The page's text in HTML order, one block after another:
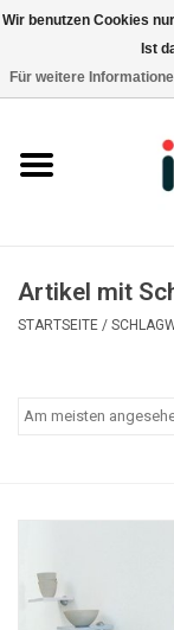
Marken
Artikel mit
STARTSEITE /
Wir benutzen Cookies
Ist
Für weitere